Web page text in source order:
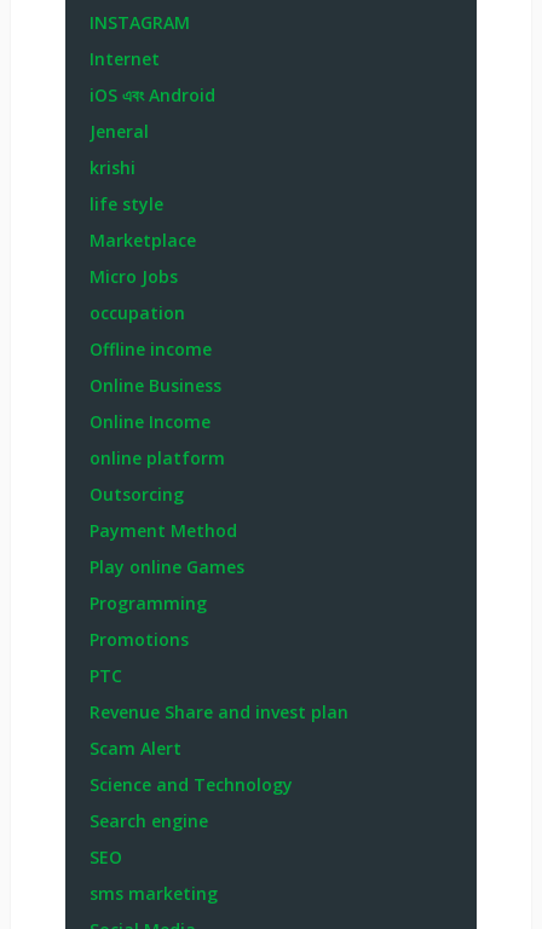
INSTAGRAM
Internet
iOS এবং Android
Jeneral
krishi
life style
Marketplace
Micro Jobs
occupation
Offline income
Online Business
Online Income
online platform
Outsorcing
Payment Method
Play online Games
Programming
Promotions
PTC
Revenue Share and invest plan
Scam Alert
Science and Technology
Search engine
SEO
sms marketing